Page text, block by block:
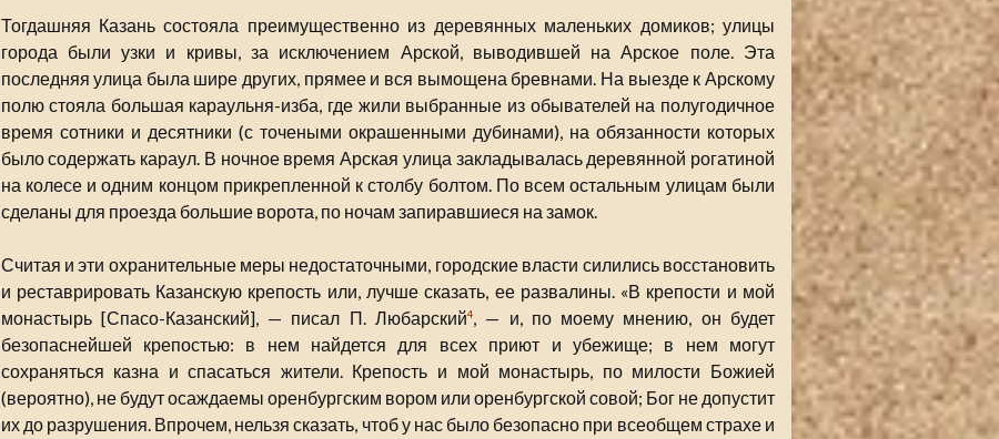
Тогдашняя Казань состояла преимущественно из деревянных маленьких домиков; улицы
города были узки и кривы, за исключением Арской, выводившей на Арское поле. Эта
последняя улица была шире других, прямее и вся вымощена бревнами. На выезде к Арскому
полю стояла большая караульня-изба, где жили выбранные из обывателей на полугодичное
время сотники и десятники (с точеными окрашенными дубинами), на обязанности которых
было содержать караул. В ночное время Арская улица закладывалась деревянной рогатиной
на колесе и одним концом прикрепленной к столбу болтом. По всем остальным улицам были
сделаны для проезда большие ворота, по ночам запиравшиеся на замок.
Считая и эти охранительные меры недостаточными, городские власти силились восстановить
и реставрировать Казанскую крепость или, лучше сказать, ее развалины. «В крепости и мой
монастырь [Спасо-Казанский], — писал П. Любарский4, — и, по моему мнению, он будет
безопаснейшей крепостью: в нем найдется для всех приют и убежище; в нем могут
сохраняться казна и спасаться жители. Крепость и мой монастырь, по милости Божией
(вероятно), не будут осаждаемы оренбургским вором или оренбургской совой; Бог не допустит
их до разрушения. Впрочем, нельзя сказать, чтоб у нас было безопасно при всеобщем страхе и